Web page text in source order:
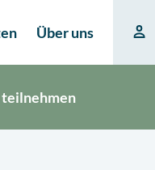
Über uns
teilnehmen